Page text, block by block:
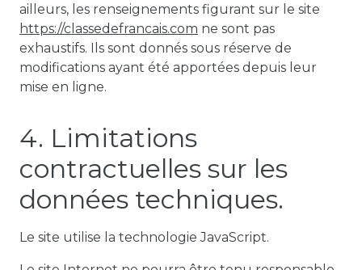
ailleurs, les renseignements figurant sur le site
https://classedefrancais.com ne sont pas
exhaustifs. Ils sont donnés sous réserve de
modifications ayant été apportées depuis leur
mise en ligne.
4. Limitations
contractuelles sur les
données techniques.
Le site utilise la technologie JavaScript.